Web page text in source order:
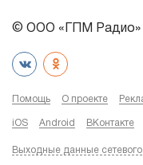
© ООО «ГПМ Радио»
Помощь О проекте
iOS Android ВКонтакте
Выходные данные